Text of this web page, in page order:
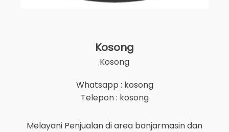
Kosong
Kosong
Whatsapp : kosong
Telepon : kosong
Melayani Penjualan di area banjarmasindan